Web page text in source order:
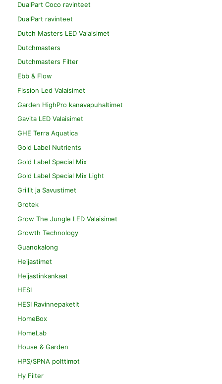
DualPart Coco ravinteet
DualPart ravinteet
Dutch Masters LED Valaisimet
Dutchmasters
Dutchmasters Filter
Ebb & Flow
Fission Led Valaisimet
Garden HighPro kanavapuhaltimet
Gavita LED Valaisimet
GHE Terra Aquatica
Gold Label Nutrients
Gold Label Special Mix
Gold Label Special Mix Light
Grillit ja Savustimet
Grotek
Grow The Jungle LED Valaisimet
Growth Technology
Guanokalong
Heijastimet
Heijastinkankaat
HESI
HESI Ravinnepaketit
HomeBox
HomeLab
House & Garden
HPS/SPNA polttimot
Hy Filter